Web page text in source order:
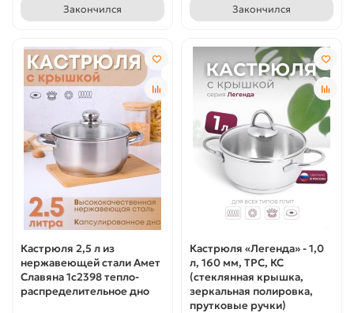
Закончился Закончился
Кастрюля 2,5 л из
нержавеющей стали Амет
Славяна 1с2398 тепло-
распределительное дно
Кастрюля «Легенда» - 1,0
л, 160 мм, ТРС, КС
(стеклянная крышка,
зеркальная полировка,
прутковые ручки)